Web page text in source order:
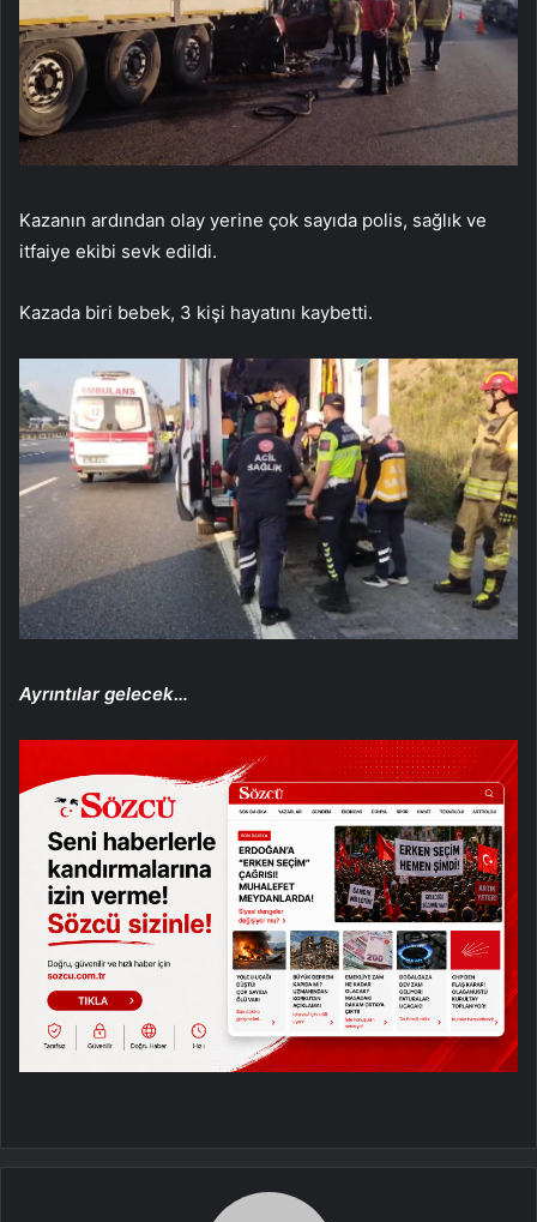
Kazanın ardından olay yerine çok sayıda polis, sağlık ve
itfaiye ekibi sevk edildi.
Kazada biri bebek, 3 kişi hayatını kaybetti.
Ayrıntılar gelecek…